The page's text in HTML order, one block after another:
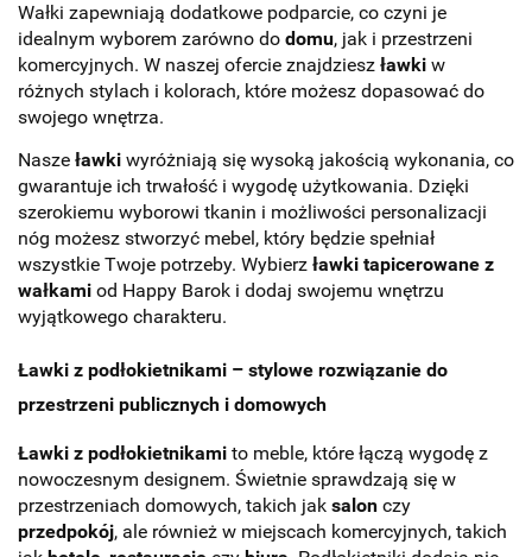
Wałki zapewniają dodatkowe podparcie, co czyni je
idealnym wyborem zarówno do domu, jak i przestrzeni
komercyjnych. W naszej ofercie znajdziesz ławki w
różnych stylach i kolorach, które możesz dopasować do
swojego wnętrza.
Nasze ławki wyróżniają się wysoką jakością wykonania, co
gwarantuje ich trwałość i wygodę użytkowania. Dzięki
szerokiemu wyborowi tkanin i możliwości personalizacji
nóg możesz stworzyć mebel, który będzie spełniał
wszystkie Twoje potrzeby. Wybierz ławki tapicerowane z
wałkami od Happy Barok i dodaj swojemu wnętrzu
wyjątkowego charakteru.
Ławki z podłokietnikami – stylowe rozwiązanie do
przestrzeni publicznych i domowych
Ławki z podłokietnikami to meble, które łączą wygodę z
nowoczesnym designem. Świetnie sprawdzają się w
przestrzeniach domowych, takich jak salon czy
przedpokój, ale również w miejscach komercyjnych, takich